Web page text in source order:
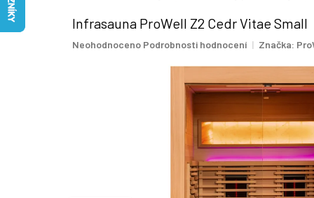
Infrasauna ProWell Z2 Cedr Vitae Small
Průměrné
Neohodnoceno Podrobnosti hodnocení Značka: